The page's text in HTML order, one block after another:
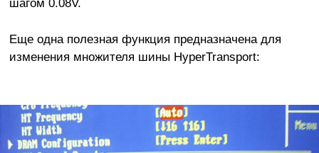
шагом 0.08V.
Еще одна полезная функция предназначена для
изменения множителя шины HyperTransport: